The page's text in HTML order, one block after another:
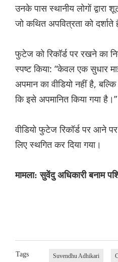
उनके पास स्थानीय लोगों द्वारा
जो कथित अपवित्रता को दर्शाते
फुटेज को रिकॉर्ड पर रखने का
स्पष्ट किया: “केवल एक सुधार
अपमान का वीडियो नहीं है,
कि इसे अपमानित किया गया है।”
वीडियो फुटेज रिकॉर्ड पर आने
लिए स्थगित कर दिया गया।
मामला: सुवेंदु अधिकारी बनाम
Tags Suvendhu Adhikari